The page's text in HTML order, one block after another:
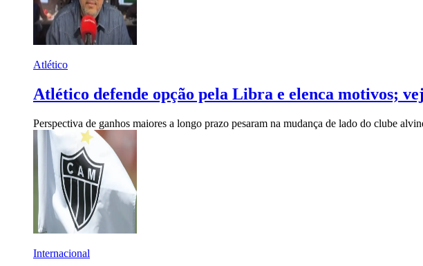
Atlético
Atlético defende opção pela Libra e elenca motivos;
Perspectiva de ganhos maiores a longo prazo pesaram na mudança de lado do clube
Internacional